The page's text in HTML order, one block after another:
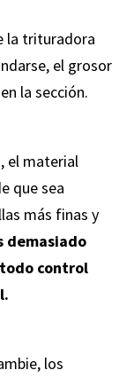
la trituradora
el grosor
la sección.
el material
que sea
más finas y
demasiado
control
los